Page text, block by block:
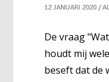
12 JANUARI 2020
De vraag
houdt mij
beseft dat de